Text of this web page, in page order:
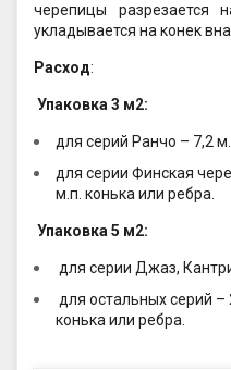
черепицы
укладывается на конек
Расход:
Упаковка 3 м2:
для серий Ранчо – 7,2
для серии Финская
м.п. конька или ребра.
Упаковка 5 м2:
для серии Джаз,
для остальных серий –
конька или ребра.